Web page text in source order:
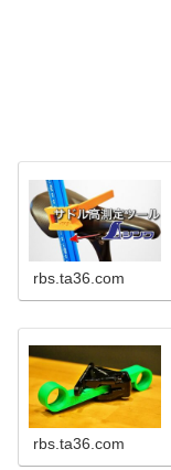
rbs.ta36.com
rbs.ta36.com